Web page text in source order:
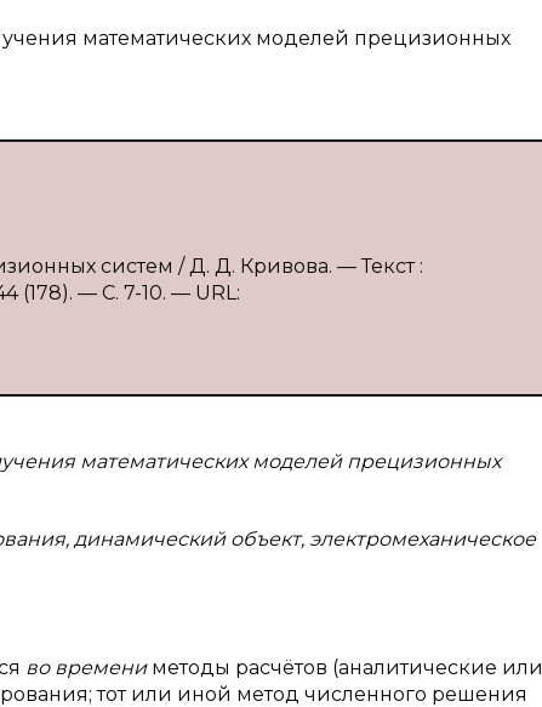
математических моделей прецизионных
систем / Д. Д. Кривова. — Текст :
— С. 7-10. — URL:
математических моделей прецизионных
динамический объект, электромеханическое
во времениметоды расчётов (аналитические или
тот или иной метод численного решения